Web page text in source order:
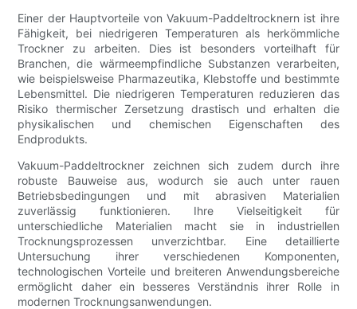
Einer der Hauptvorteile von Vakuum-Paddeltrocknern ist ihre
Fähigkeit, bei niedrigeren Temperaturen als herkömmliche
Trockner zu arbeiten. Dies ist besonders vorteilhaft für
Branchen, die wärmeempfindliche Substanzen verarbeiten,
wie beispielsweise Pharmazeutika, Klebstoffe und bestimmte
Lebensmittel. Die niedrigeren Temperaturen reduzieren das
Risiko thermischer Zersetzung drastisch und erhalten die
physikalischen und chemischen Eigenschaften des
Endprodukts.
Vakuum-Paddeltrockner zeichnen sich zudem durch ihre
robuste Bauweise aus, wodurch sie auch unter rauen
Betriebsbedingungen und mit abrasiven Materialien
zuverlässig funktionieren. Ihre Vielseitigkeit für
unterschiedliche Materialien macht sie in industriellen
Trocknungsprozessen unverzichtbar. Eine detaillierte
Untersuchung ihrer verschiedenen Komponenten,
technologischen Vorteile und breiteren Anwendungsbereiche
ermöglicht daher ein besseres Verständnis ihrer Rolle in
modernen Trocknungsanwendungen.